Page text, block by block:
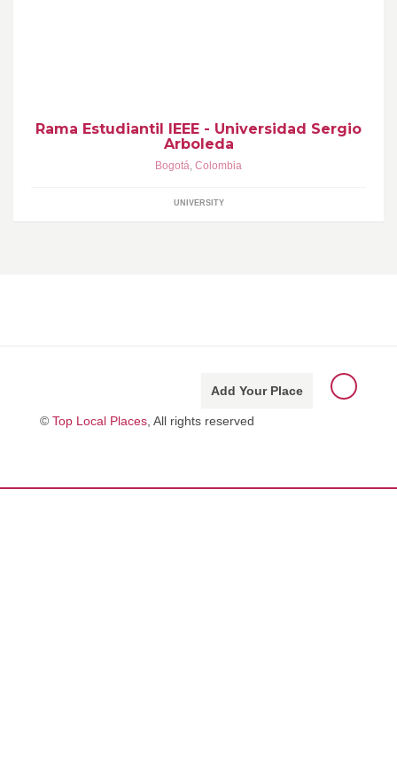
Rama Estudiantil IEEE - Universidad Sergio
Arboleda
Bogotá, Colombia
UNIVERSITY
Add Your Place
© Top Local Places, All rights reserved